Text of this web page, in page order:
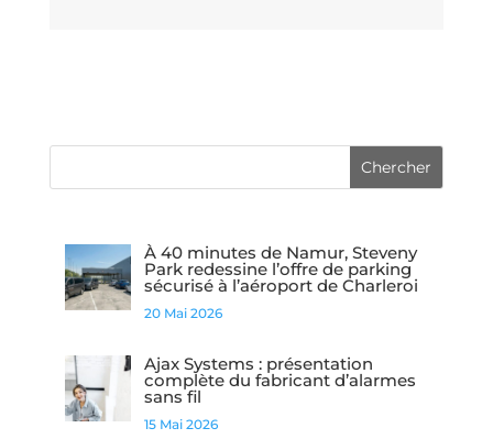
À 40 minutes de Namur, Steveny
Park redessine l’offre de parking
sécurisé à l’aéroport de Charleroi
20 Mai 2026
Ajax Systems : présentation
complète du fabricant d’alarmes
sans fil
15 Mai 2026